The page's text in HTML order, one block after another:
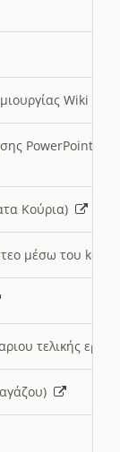
Wiki
PowerPoint
Κούρια)
μέσω του
τελικής